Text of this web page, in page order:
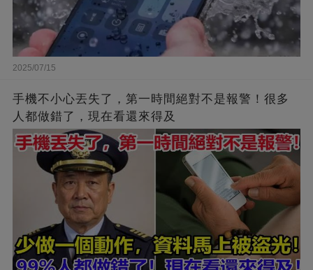
2025/07/15
手機不小心丟失了，第一時間絕對不是報警！很多
人都做錯了，現在看還來得及